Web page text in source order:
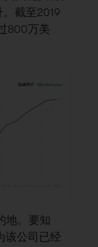
截至2019
800万美
地。要知
该公司已经